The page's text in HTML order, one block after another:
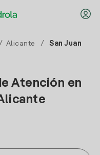
Alicante /
San Juan
Atención en